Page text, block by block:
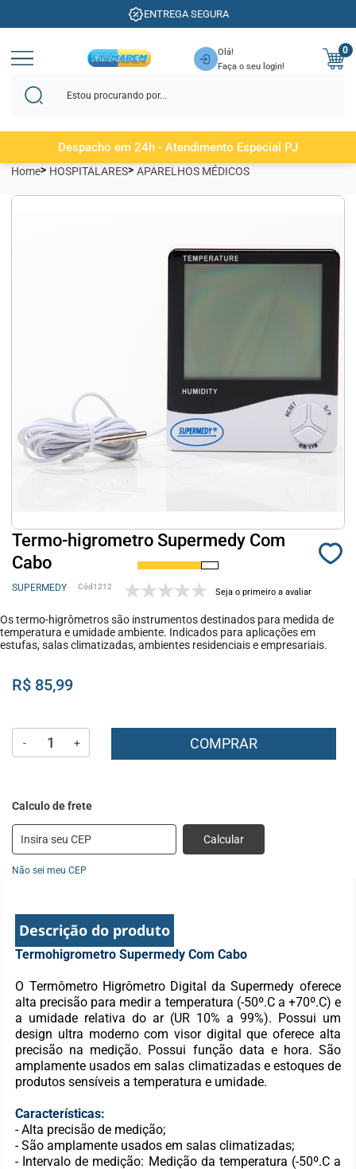
ENTREGA SEGURA
Olá!
Faça o seu login!
0
Despacho em 24h - Atendimento Especial PJ
Home HOSPITALARES APARELHOS MÉDICOS
Termo-higrometro Supermedy Com
Cabo
SUPERMEDY 1212 Seja o primeiro a avaliar
Os termo-higrômetros são instrumentos destinados para medida de
temperatura e umidade ambiente. Indicados para aplicações em
estufas, salas climatizadas, ambientes residenciais e empresariais.
R$ 85,99
- + COMPRAR
Calcular
Não sei meu CEP
Descrição do produto
Termohigrometro Supermedy Com Cabo
O Termômetro Higrômetro Digital da Supermedy oferece
alta precisão para medir a temperatura (-50º.C a +70º.C) e
a umidade relativa do ar (UR 10% a 99%). Possui um
design ultra moderno com visor digital que oferece alta
precisão na medição. Possui função data e hora. São
amplamente usados em salas climatizadas e estoques de
produtos sensíveis a temperatura e umidade.
Características:
- Alta precisão de medição;
- São amplamente usados em salas climatizadas;
- Intervalo de medição: Medição da temperatura (-50º.C a